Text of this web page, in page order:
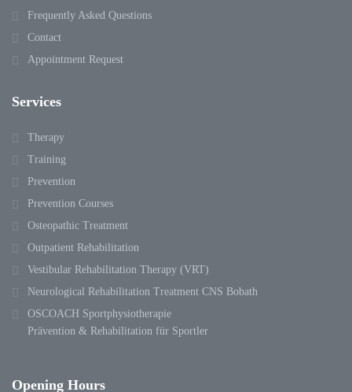
Frequently Asked Questions
Contact
Appointment Request
Services
Therapy
Training
Prevention
Prevention Courses
Osteopathic Treatment
Outpatient Rehabilitation
Vestibular Rehabilitation Therapy (VRT)
Neurological Rehabilitation Treatment CNS Bobath
OSCOACH Sportphysiotherapie
Prävention & Rehabilitation für Sportler
Opening Hours